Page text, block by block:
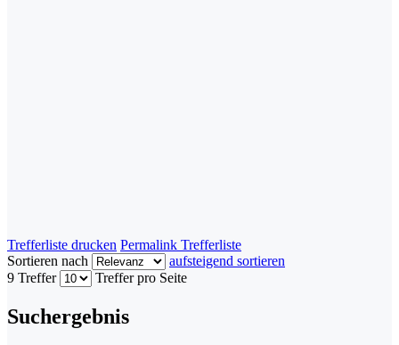
Trefferliste drucken Permalink Trefferliste
Sortieren nach
aufsteigend sortieren
9 Treffer
Treffer pro Seite
Suchergebnis